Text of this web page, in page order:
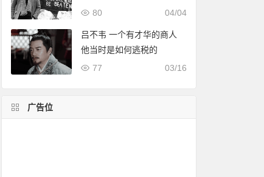
他？至今成谜
04/04
80
吕不韦 一个有才华的商人
他当时是如何逃税的
03/16
77
广告位